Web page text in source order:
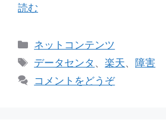
読む
カ
テ
リ
ネットコンテンツ
タ
グ
データセンタ 、楽天、 障害
コメントをどうぞ